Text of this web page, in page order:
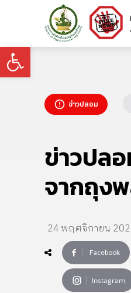
Open toolbar
ข่าวปลอม
ข่าวปล
จากถุง
24 พฤศจิกายน
Facebook
Instagram